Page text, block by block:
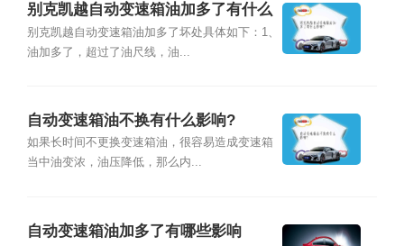
别克凯越自动变速箱油加多了有什么
影响?
别克凯越自动变速箱油加多了坏处具体如下：1、
油加多了，超过了油尺线，油...
自动变速箱油不换有什么影响?
如果长时间不更换变速箱油，很容易造成变速箱
当中油变浓，油压降低，那么内...
自动变速箱油加多了有哪些影响